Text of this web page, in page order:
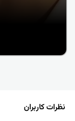
نظرات کاربران